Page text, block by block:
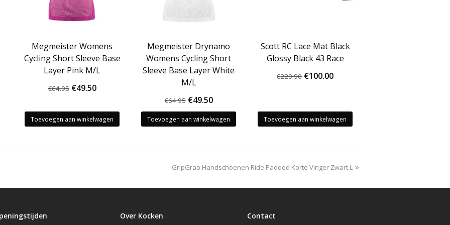
Megmeister Womens
Cycling Short Sleeve Base
Layer Pink M/L
€64.95 Oorspronkelijke
was:
€64.95.
€49.50Huidige
is:
€49.50.
Toevoegen aan winkelwagen
Megmeister Drynamo
Womens Cycling Short
Sleeve Base Layer White
M/L
€64.95 Oorspronkelijke
prijs
was:
€49.50Huidige
prijs
is:
Toevoegen aan winkelwagen
Scott RC Lace Mat Black
Glossy Black 43 Race
€229.90 Oorspronkelijke
€229.90.
€100.00Huidige
€100.00.
Toevoegen aan winkelwagen
next
GripGrab Handschoenen Ride Padded Korte Vinger Zwart L
Over Kocken Contact